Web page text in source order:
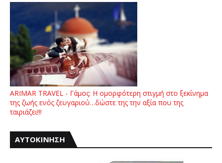
ARIMAR TRAVEL - Γάμος: Η ομορφότερη στιγμή στο ξεκίνημα
της ζωής ενός ζευγαριού…δώστε της την αξία που της
ταιριάζει!!!
ΑΥΤΟΚΙΝΗΣΗ